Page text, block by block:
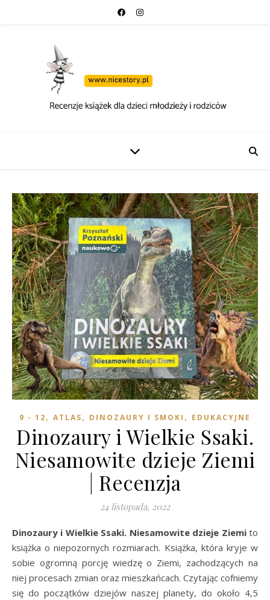
9 - 12, ATLAS, DINOZAURY I SMOKI , EDUKACYJNE
Dinozaury i Wielkie Ssaki.
Niesamowite dzieje Ziemi
| Recenzja
24 listopada, 2022
Dinozaury i Wielkie Ssaki. Niesamowite dzieje Ziemi to
książka o niepozornych rozmiarach. Książka, która kryje w
sobie ogromną porcję wiedzę o Ziemi, zachodzących na
niej procesach zmian oraz mieszkańcach. Czytając cofniemy
się do początków dziejów naszej planety, do około 4,5